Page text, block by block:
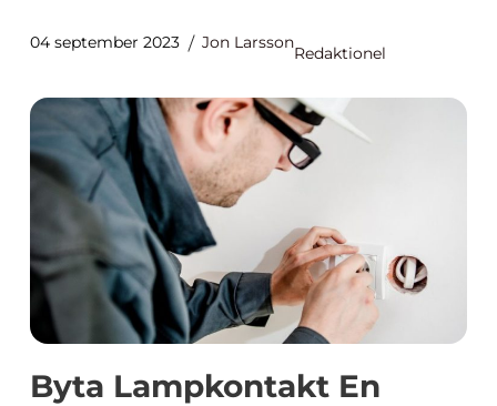
04 september 2023 Jon Larsson
Redaktionel
Byta Lampkontakt En